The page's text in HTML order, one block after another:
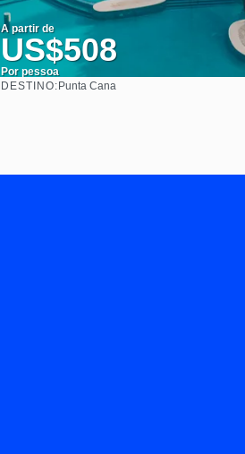
A partir de
US$508
Por pessoa
DESTINO: Punta Cana